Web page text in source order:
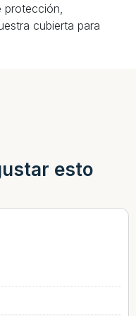
cubierta para
esto